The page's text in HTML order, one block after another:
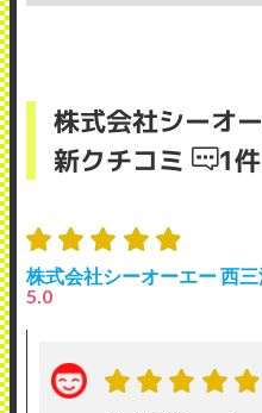
株式会社シーオ
新クチコミ
1件
株式会社シーオーエー 西
5.0